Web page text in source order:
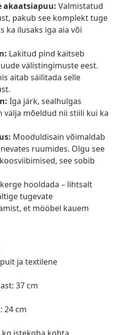
akaatsiapuu: Valmistatud
pakub see komplekt tuge
ka ilusaks iga aia või
Lakitud pind kaitseb
välistingimuste eest.
aitab säilitada selle
Iga järk, sealhulgas
välja mõeldud nii stiili kui ka
Mooduldisain võimaldab
ruumides. Olgu see
see sobib
hooldada – lihtsalt
tugevate
et mööbel kauem
ja textilene
37 cm
24 cm